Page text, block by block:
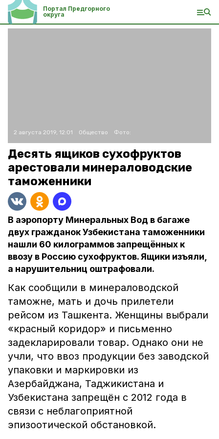
Портал Предгорного
округа
2 августа 2019, 12:01 Общество Фото:
Десять ящиков сухофруктов
арестовали минераловодские
таможенники
В аэропорту Минеральных Вод в багаже
двух гражданок Узбекистана таможенники
нашли 60 килограммов запрещённых к
ввозу в Россию сухофруктов. Ящики изъяли,
а нарушительниц оштрафовали.
Как сообщили в минераловодской
таможне, мать и дочь прилетели
рейсом из Ташкента. Женщины выбрали
«красный коридор» и письменно
задекларировали товар. Однако они не
учли, что ввоз продукции без заводской
упаковки и маркировки из
Азербайджана, Таджикистана и
Узбекистана запрещён с 2012 года в
связи с неблагоприятной
эпизоотической обстановкой.